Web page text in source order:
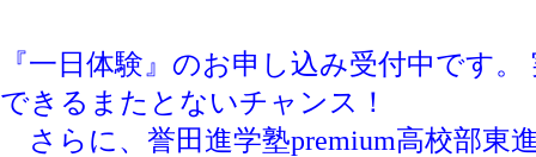
『一日体験』のお申し込み受付中です
できるまたとないチャンス！
さらに、誉田進学塾premium高校部東